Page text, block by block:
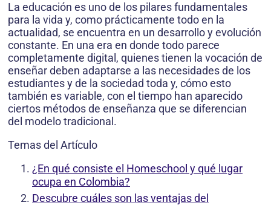
La educación es uno de los pilares fundamentales
para la vida y, como prácticamente todo en la
actualidad, se encuentra en un desarrollo y evolución
constante. En una era en donde todo parece
completamente digital, quienes tienen la vocación de
enseñar deben adaptarse a las necesidades de los
estudiantes y de la sociedad toda y, cómo esto
también es variable, con el tiempo han aparecido
ciertos métodos de enseñanza que se diferencian
del modelo tradicional.
Temas del Artículo
¿En qué consiste el Homeschool y qué lugar
ocupa en Colombia?
Descubre cuáles son las ventajas del